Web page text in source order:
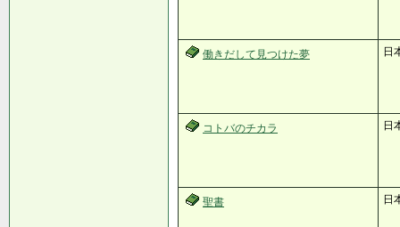
働きだして見つけた夢 日
コトバのチカラ 日
聖書 日